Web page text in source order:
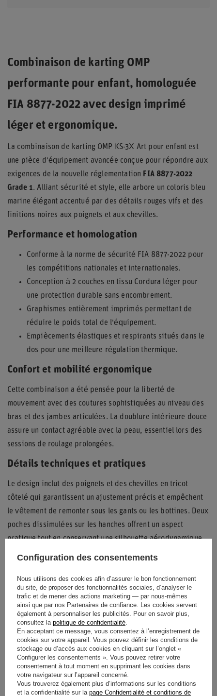
Combinaison de karting OMP
performante pour enfant, homologuée
FIA 8877-2022 avec design imprimé
léger et ergonomique.
La combinaison de karting OMP KS-3X Art pour enfant est
une pièce d'équipement avancée conçue pour répondre aux
exigences de la nouvelle réglementation FIA 8877-2022
Grade 1. Alliant sécurité et style, elle arbore un coloris bleu
marine élégant accentué par des détails rouges vifs et des
finitions noires aux poignets et aux chevilles.
Performance et homologation
Conforme à la norme de sécurité FIA 8877-2022 pour
les compétitions nationales et internationales.
Conception à 2 couches en tissu Cordura léger pour
une protection durable sans encombrement.
Graphismes entièrement imprimés permettant de
réduire le poids total de l'équipement.
Empiècements élastiques et respirants situés dans le
dos pour une meilleure régulation thermique.
Confort et mobilité ergonomique
Cette combinaison a été pensée pour la liberté de
mouvement avec des coutures sophistiquées au niveau des
bras et des jambes articulées. La doublure intérieure douce
assure un contact agréable avec la peau, essentiel lors des
sessions de roulage prolongées.
Détails techniques et pratiques
Le design inclut des poignets et des chevilles en tricot
côtelé qui garantissent un ajustement précis et empêchent
le vêtement de remonter sous les gants ou les bottines. Deux
poches dissimulées sur les hanches offrent un aspect
pratique tout en conservant une silhouette aérodynamique.
Lesépaulières de sécuritéintégrées sont conçues pour
les panneaux renforcés aux genoux augmentent la longévité
de la combinaison dans les zones de frottement intense. La
fermeture éclair frontale sur toute la longueur permet un
habillage rapide et sécurisé avant d'entrer en piste.
Entité responsable de ce
produit dans l'UE
RACING FORCE
S.P.A.
Configuration des consentements
Nous utilisons des cookies afin d’assurer le bon fonctionnement
du site, de proposer des fonctionnalités sociales, d’analyser le
trafic et de mener des actions marketing — par nous-mêmes
ainsi que par nos Partenaires de confiance. Les cookies servent
également à personnaliser les publicités. Pour en savoir plus,
consultez la politique de confidentialité.
En acceptant ce message, vous consentez à l’enregistrement de
cookies sur votre appareil. Vous pouvez définir les conditions de
stockage ou d’accès aux cookies en cliquant sur l’onglet «
Configurer les consentements ». Vous pouvez retirer votre
consentement à tout moment en supprimant les cookies dans
votre navigateur sur l’appareil concerné.
Vous trouverez également plus d’informations sur les conditions
et la confidentialité sur la page Confidentialité et conditions de